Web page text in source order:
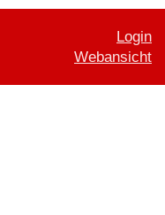
Login
Webansicht